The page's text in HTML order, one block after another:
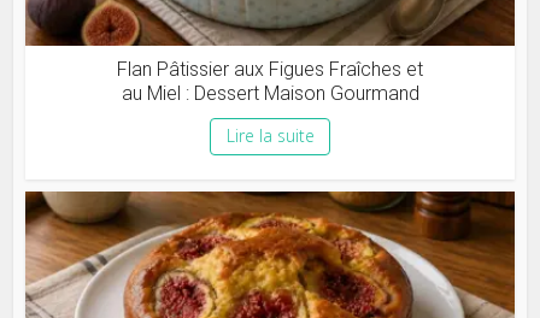
Flan Pâtissier aux Figues Fraîches et
au Miel : Dessert Maison Gourmand
Lire la suite